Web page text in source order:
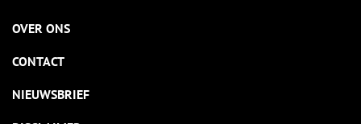
OVER ONS
CONTACT
NIEUWSBRIEF